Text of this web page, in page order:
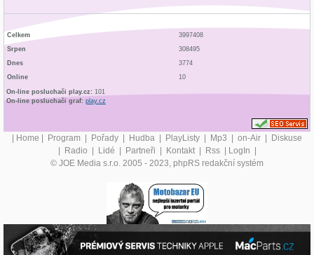
Celkem
3997408
Srpen
308495
Dnes
3774
Online
10
On-line posluchači play.cz: 101
On-line posluchači graf: play.cz
| Home | Program | Pořady | Hudba | PlayListy | Mp3 | on-Air | Diskuse
| Radio | Lidé | Partneři | Kontakt | Rss | LogIn |
© JOE Media s.r.o. 2005 - 2023, phpRS redakční systém